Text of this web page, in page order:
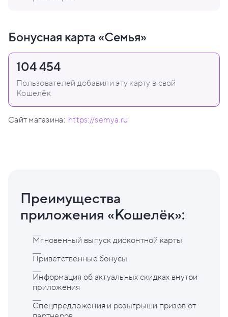
Бонусная карта «Семья»
104 454
Пользователей добавили эту карту в свой
Кошелёк
Сайт магазина: https://semya.ru
Преимущества
приложения «Кошелёк»:
Мгновенный выпуск дисконтной карты
Приветственные бонусы
Информация об актуальных скидках внутри
приложения
Спецпредложения и розыгрыши призов от